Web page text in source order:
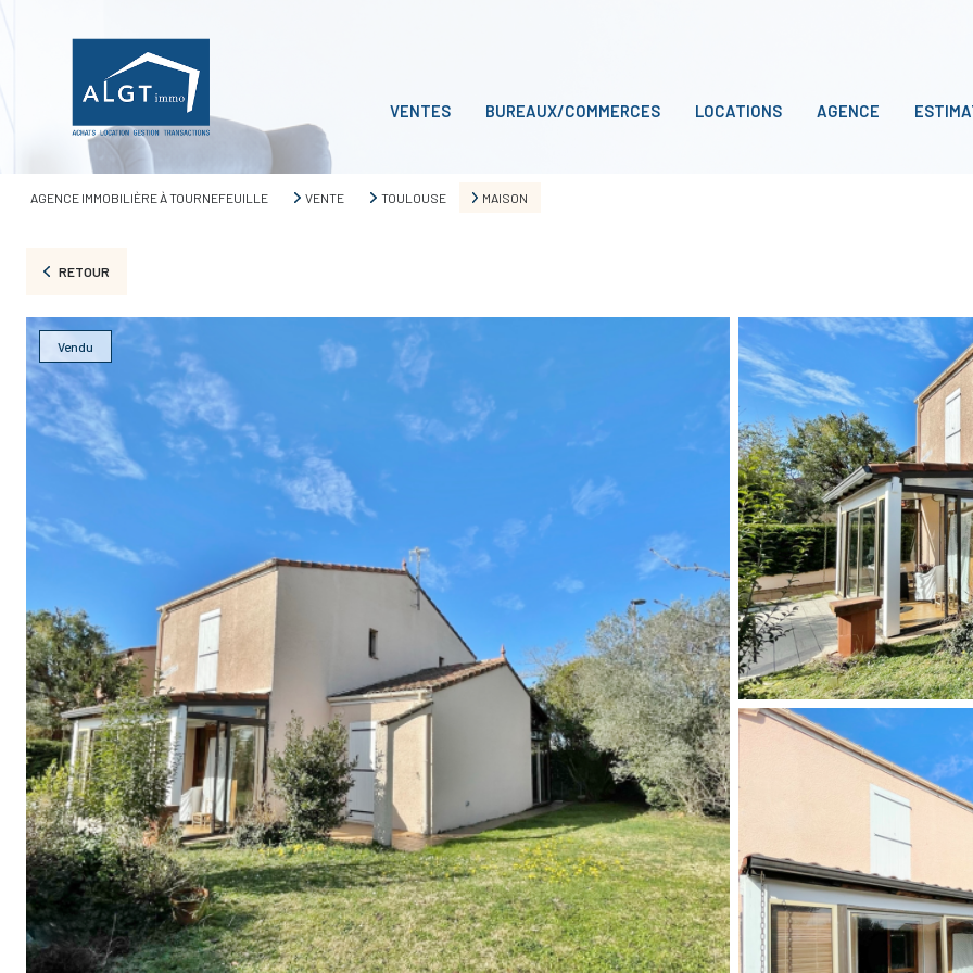
VENTES BUREAUX/COMMERCES LOCATIONS AGENCE
AGENCE IMMOBILIÈRE À TOURNEFEUILLE VENTE TOULOUSE MAISON
RETOUR
Vendu